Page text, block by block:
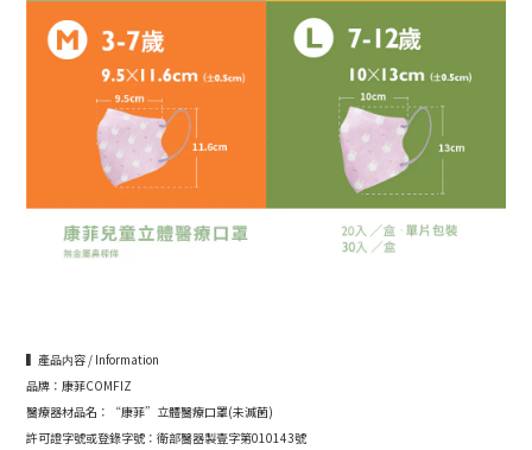
▍產品内容 / Information
品牌：康菲COMFIZ
醫療器材品名：“康菲”立體醫療口罩(未滅菌)
許可證字號或登錄字號：衛部醫器製壹字第010143號